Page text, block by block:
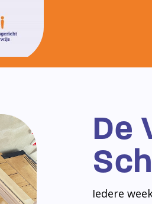
De
Iedere